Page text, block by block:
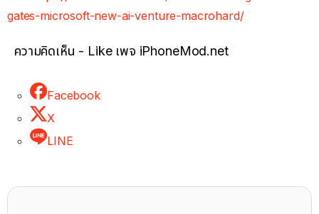
gates-microsoft-new-ai-venture-macrohard/
ความคิดเห็น - Like เพจ iPhoneMod.net
Facebook
X
LINE